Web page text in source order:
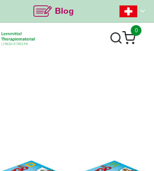
Blog
0